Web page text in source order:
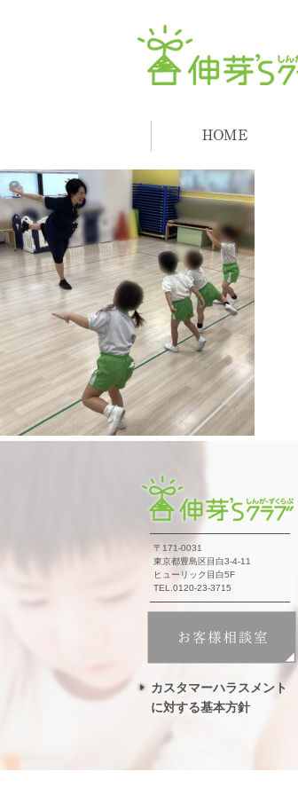
〒171-0031
東京都豊島区目白3-4-11
ヒューリック目白5F
TEL.0120-23-3715
カスタマーハラスメント
に対する基本方針